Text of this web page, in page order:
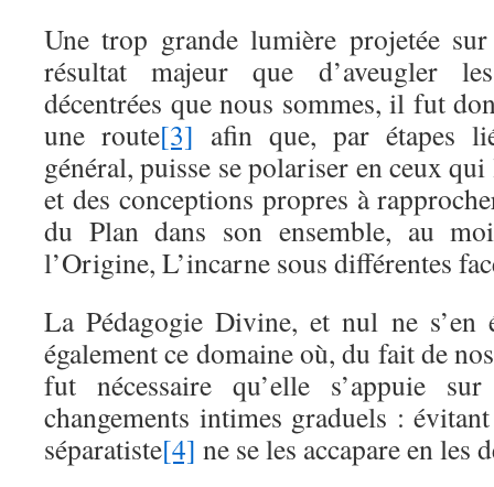
Une trop grande lumière projetée
résultat majeur que d’aveugler
décentrées que nous sommes, il fut
une route[3] afin que, par étapes
général, puisse se polariser en ceux
et des conceptions propres à
du Plan dans son ensemble, au
l’Origine, L’incarne sous différentes
La Pédagogie Divine, et nul ne s’en
également ce domaine où, du fait de
fut nécessaire qu’elle s’appuie
changements intimes graduels :
séparatiste[4] ne se les accapare en